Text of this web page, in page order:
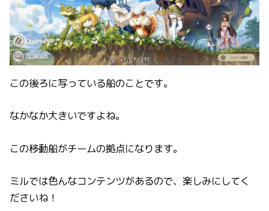
この後ろに写っている船のことです。
なかなか大きいですよね。
この移動船がチームの拠点になります。
ミルでは色んなコンテンツがあるので、楽しみにしてく
ださいね！